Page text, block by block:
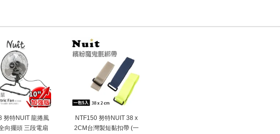
努特NUIT 龍捲風
向擺頭 三段電扇
NTF150 努特NUIT 38 x
2CM台灣製短黏扣帶 (一